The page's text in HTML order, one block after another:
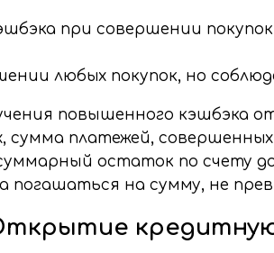
при совершении
любых покупок, но
повышенного кэшбэка
сумма платежей,
остаток по счету
погашаться на сумму, не